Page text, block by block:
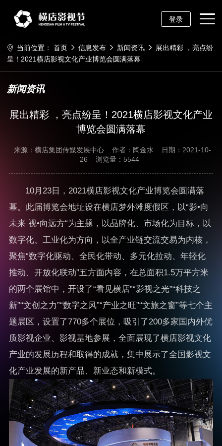
登录
当前位置：首页 信息发布 新闻资讯
展出精彩 ，亮点纷
呈！2021横店影视文化产业博览会圆满落幕
新闻资讯
展出精彩 ，亮点纷呈！2021横店影视文化产业
博览会圆满落幕
来源：横店集团传媒发展中心 作者：陶金水
日期：2021-10-
26
浏览量：5544
10月23日，2021横店影视文化产业博览会圆满落
幕。此届博览会地址设在横店梦外滩度假区，以“影•向
未来 视•向远方“为主题，以品牌化、市场化为目标，以
数字化、工业化为方向，以全产业链交流交易为内核，
聚焦“数字化驱动、全民化带动、多元化拉动、年轻化
推动、开放化联动”五方面内容，在总面积1.5万平方米
的两个展馆中，开设了“看见横店”“影视之光”“科技之
新”“文创之力”“数字之风”“产业之旺”“文旅之窗”等七个主
题展区，设置了770多个展位，吸引了200多家国内外优
质影视企业、影视基地参展，全面展现了横店影视文化
产业的发展历程和取得的成就，集中展示了全国影视文
化产业发展的新产品、新业态和新模式。